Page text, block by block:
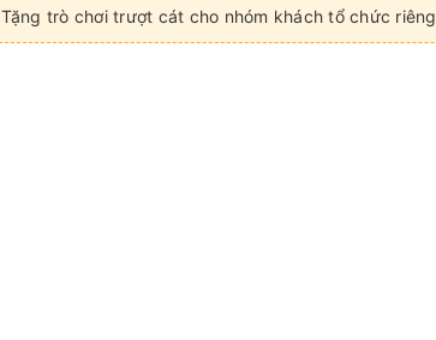
Tặng trò chơi trượt cát cho nhóm khách tổ chức riêng